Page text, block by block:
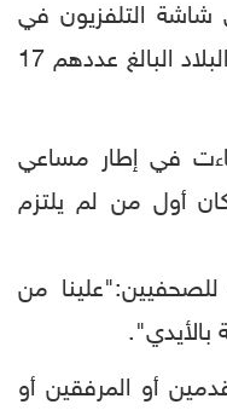
شاشة التلفزيون في
بث مباشر لإصدار أوامر لسكان البلاد البالغ عددهم 17
جاءت في إطار مساعي
أول من لم يلتزم
من
أو المرفقين أو